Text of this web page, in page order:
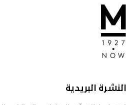
النشرة البريدية